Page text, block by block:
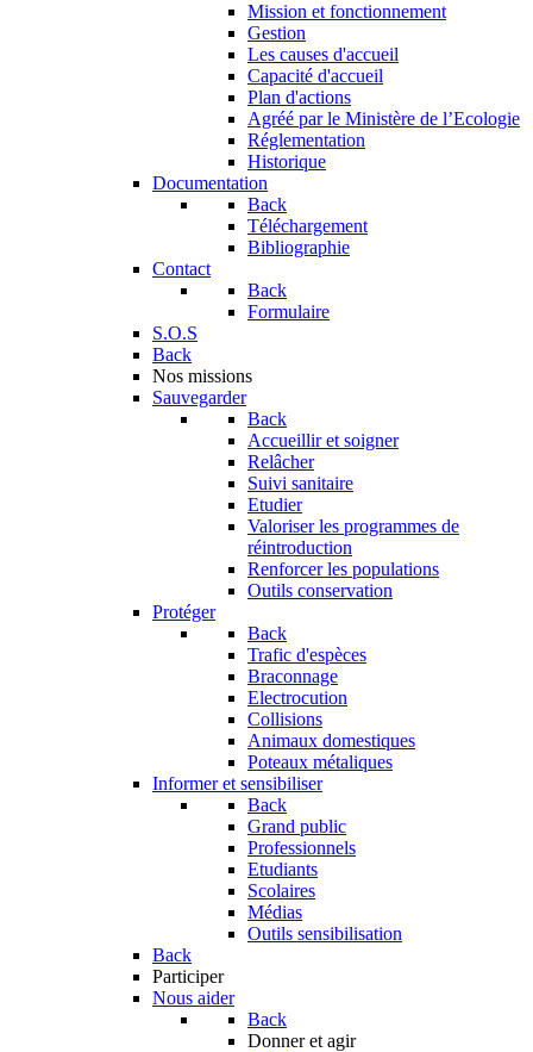
Mission et fonctionnement
Gestion
Les causes d'accueil
Capacité d'accueil
Plan d'actions
Agréé par le Ministère de l’Ecologie
Réglementation
Historique
Documentation
Back
Téléchargement
Bibliographie
Contact
Back
Formulaire
S.O.S
Back
Nos missions
Sauvegarder
Back
Accueillir et soigner
Relâcher
Suivi sanitaire
Etudier
Valoriser les programmes de
réintroduction
Renforcer les populations
Outils conservation
Protéger
Back
Trafic d'espèces
Braconnage
Electrocution
Collisions
Animaux domestiques
Poteaux métaliques
Informer et sensibiliser
Back
Grand public
Professionnels
Etudiants
Scolaires
Médias
Outils sensibilisation
Back
Participer
Nous aider
Back
Donner et agir